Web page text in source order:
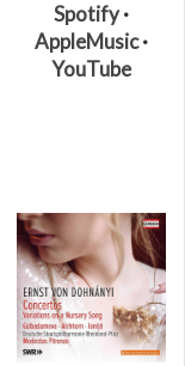
Spotify·
AppleMusic·
YouTube